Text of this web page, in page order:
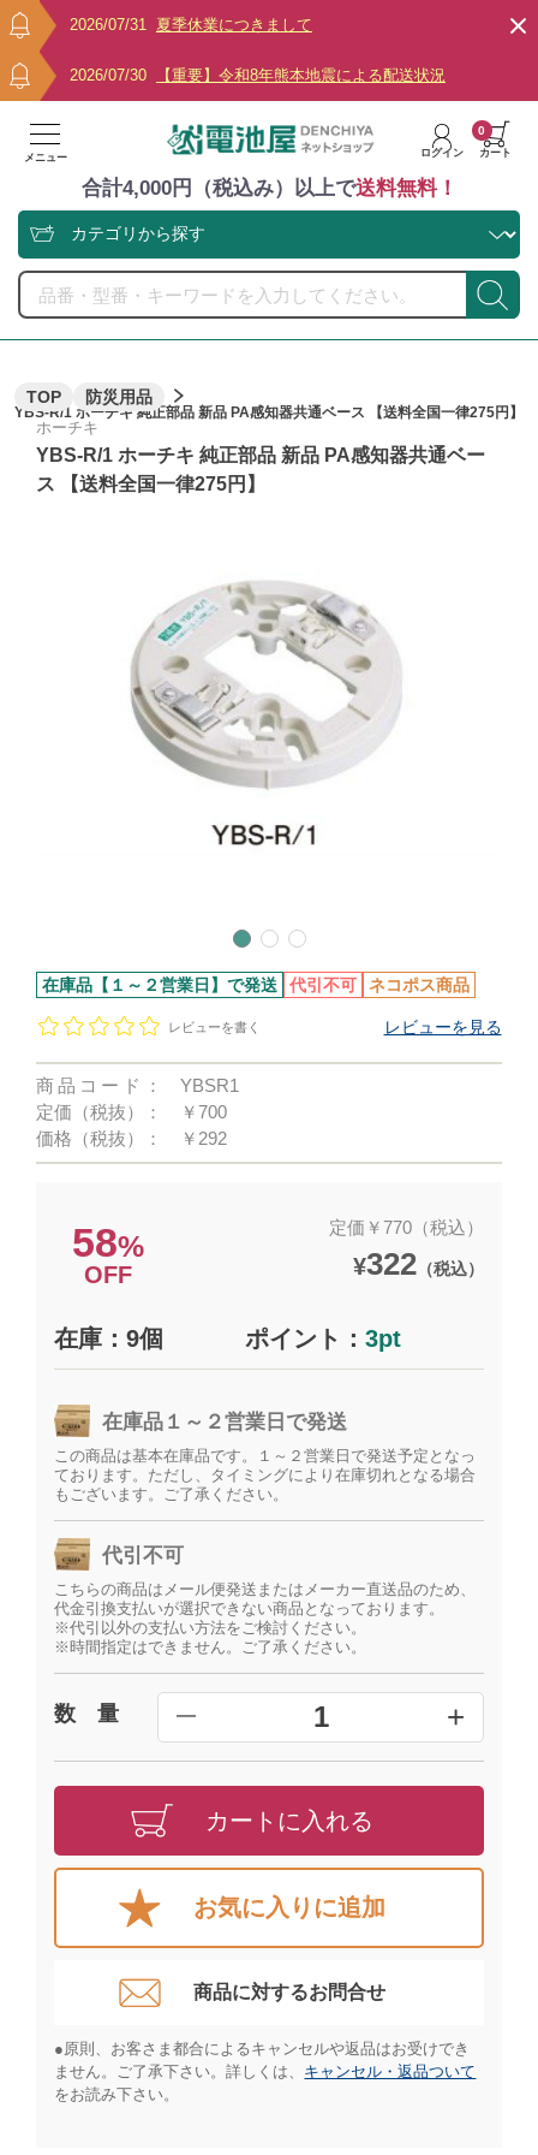
2026/07/31 夏季休業につきまして
2026/07/30 【重要】令和8年熊本地震による配送状況
メニュー ログイン カート
0
合計4,000円（税込み）以上で送料無料！
TOP 防災用品
YBS-R/1 ホーチキ 純正部品 新品 PA感知器共通ベース 【送料全国一律275円】
ホーチキ
YBS-R/1 ホーチキ 純正部品 新品 PA感知器共通ベー
ス 【送料全国一律275円】
在庫品【１～２営業日】で発送 代引不可 ネコポス商品
レビューを書く レビューを見る
商品コード：
YBSR1
定価（税抜）：
￥700
価格（税抜）：
￥292
58%
OFF
定価￥770（税込）
¥322（税込）
在庫：9個 ポイント：3pt
在庫品１～２営業日で発送
この商品は基本在庫品です。１～２営業日で発送予定となっ
ております。ただし、タイミングにより在庫切れとなる場合
もございます。ご了承ください。
代引不可
こちらの商品はメール便発送またはメーカー直送品のため、
代金引換支払いが選択できない商品となっております。
※代引以外の支払い方法をご検討ください。
※時間指定はできません。ご了承ください。
数 量 ━ 1 +
カートに入れる
お気に入りに追加
商品に対するお問合せ​
●原則、お客さま都合によるキャンセルや返品はお受けでき
ません。ご了承下さい。詳しくは、 キャンセル・返品ついて
をお読み下さい。​